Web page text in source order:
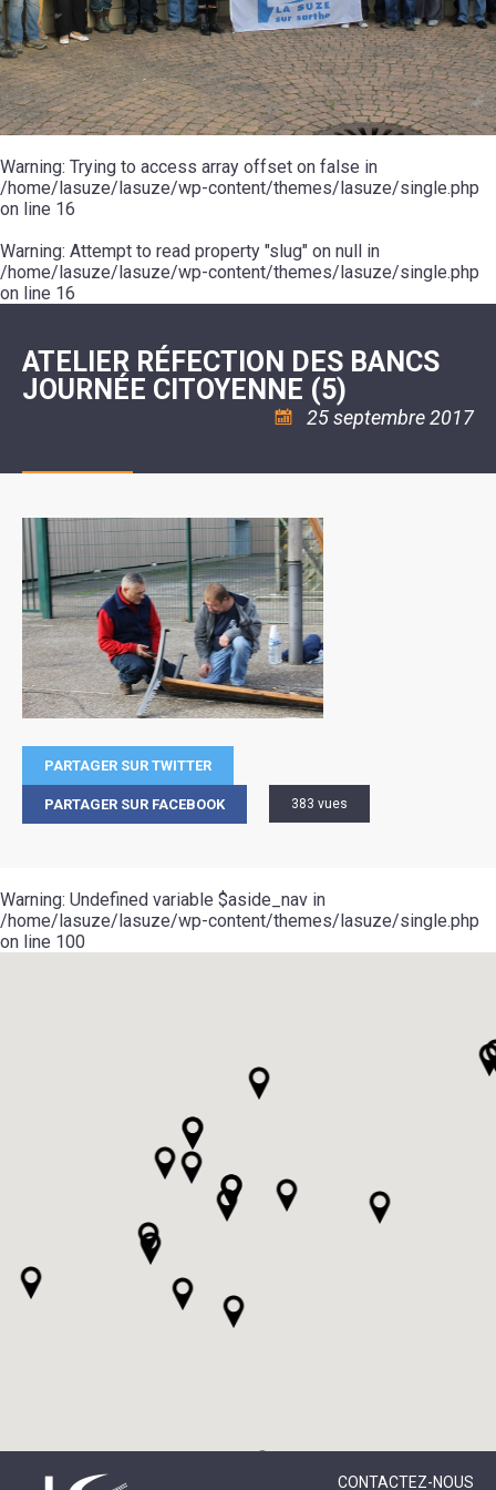
20ÈME
SIÈCLE
RÉUNIONS
DU
CONSEIL
MUNICIPAL
ARRÊTÉS
ET
DÉCISIONS
DU
MAIRE
MOT
DE
LA
MINORITÉ
LES
ÉCOLES
/
LE
COLLÈGE
ESPACE
JEUNES
11
18
:
ASSOCIATION
COULÉE
DOUCE
ENVIRONNEMENT
L'EAU
ET
L'ASSAINISSEMENT
LA
RÉSIDENCE
AUTONOMIE
LE
CCAS
LA
POLICE
SÉCURITÉ
/
RISQUES
MAJEURS
DE
MUSIQUE
L'ÉCOLE
COMMUNAUTAIRE
DE
DANSE
LA
PISCINE
ASSOCIATIONS
VOIE
VERTE
VISITES
ET
DÉCOUVERTES
LES
RANDONNÉES
LE
POUR
CAMPING-
CARS
TENTES
CARAVANES
LA
HALTE
FLUVIALE
SUZE
Warning: Trying to access array offset on false in
/home/lasuze/lasuze/wp-content/themes/lasuze/single.php
on line 16
Warning: Attempt to read property "slug" on null in
/home/lasuze/lasuze/wp-content/themes/lasuze/single.php
on line 16
ATELIER RÉFECTION DES BANCS
JOURNÉE CITOYENNE (5)
25 septembre 2017
PARTAGER SUR TWITTER
PARTAGER SUR FACEBOOK 383 vues
Warning: Undefined variable $aside_nav in
/home/lasuze/lasuze/wp-content/themes/lasuze/single.php
on line 100
CONTACTEZ-NOUS